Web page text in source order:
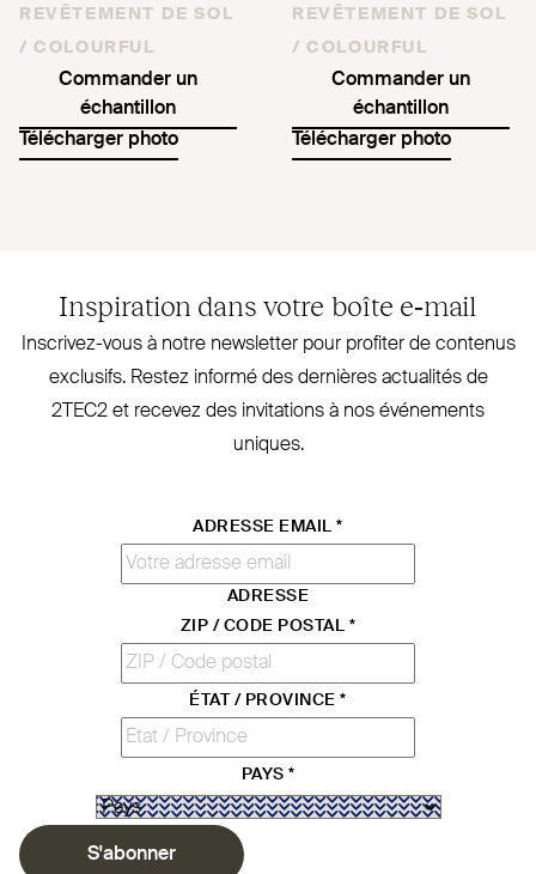
REVÊTEMENT DE SOL
/ COLOURFUL
Commander un
échantillon
Télécharger photo
REVÊTEMENT DE SOL
/ COLOURFUL
Commander un
échantillon
Télécharger photo
Inspiration dans votre boîte e‑mail
Inscrivez-vous à notre newsletter pour profiter de contenus
exclusifs. Restez informé des dernières actualités de
2TEC2 et recevez des invi­tations à nos évé­nements
uniques.
ADRESSE EMAIL*
ADRESSE
ZIP / CODE POSTAL *
ÉTAT / PROVINCE*
PAYS *
S'abonner